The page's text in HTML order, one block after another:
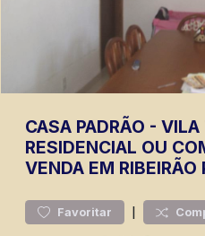
CASA PADRÃO - VILA
RESIDENCIAL OU
VENDA EM RIBEIRÃO
Favoritar |